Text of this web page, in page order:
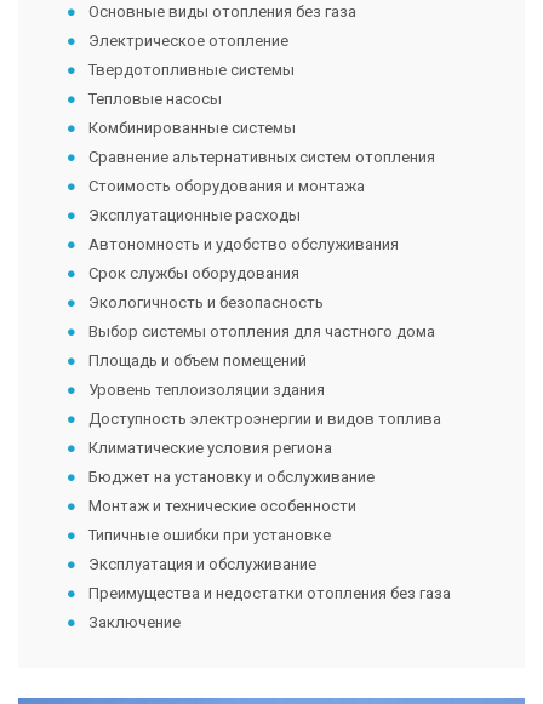
Основные виды отопления без газа
Электрическое отопление
Твердотопливные системы
Тепловые насосы
Комбинированные системы
Сравнение альтернативных систем отопления
Стоимость оборудования и монтажа
Эксплуатационные расходы
Автономность и удобство обслуживания
Срок службы оборудования
Экологичность и безопасность
Выбор системы отопления для частного дома
Площадь и объем помещений
Уровень теплоизоляции здания
Доступность электроэнергии и видов топлива
Климатические условия региона
Бюджет на установку и обслуживание
Монтаж и технические особенности
Типичные ошибки при установке
Эксплуатация и обслуживание
Преимущества и недостатки отопления без газа
Заключение